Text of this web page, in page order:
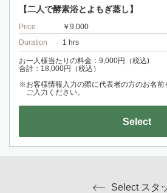
【二人で酵素浴とよもぎ蒸し】
Price
￥9,000
Duration
1 hrs
お一人様当たりの料金：9,000円（税込)
合計：18,000円（税込）
※お客様情報入力の際に代表者の方のお名前
ご入力ください。
Select
Select スタ